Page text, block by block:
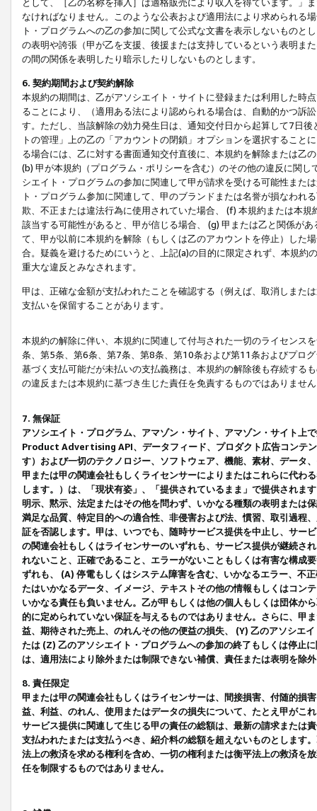
として、［乙の名称を挿入］は適格販売により収入を得ています。」
なければなりません。このような公表および適用法により求められる
ト・プログラムへの乙の参加に関して公式な文書を表示しないもの
の表明や誇張（甲が乙を支援、後援または支持しているという表明ま
の間の関係を表明したり暗示したりしないものとします。
6. 契約期間および契約解除
本規約の期間は、乙がアソシエイト・サイトに登録または利用した時
ることにより、（適用ある法により認められる場合は、自動的かつ訴
す。ただし、当該解除の効力発生日は、通知交付日から起算して7日
トの管理」上の乙の「アカウントの閉鎖」オプションを選択するこ
る場合には、乙に対する書面通知交付直後に、本規約を解除または乙
(b) 甲が本規約（プログラム・ポリシーを含む）のその他の違反に関
シエイト・プログラムの参加に関連して甲が請求を受ける可能性また
ト・プログラム参加に関連して、甲のブランドまたは名誉が損なわれ
欺、不正または違法行為に使用されていた場合、 (f) 本規約または本
該当する可能性があると、甲が信じる場合、 (g) 甲または乙と関係が
て、甲が以前に本規約を解除（もしくは乙のアカウントを停止）した
合。疑義を避けるためにいうと、上記(a)の目的に限定されず、本規
重大な違反とみなされます。
甲は、正確な金額が支払われたことを確認する（例えば、取消しまた
支払いを保留することがあります。
本規約の解除に伴い、本規約に関連して付与された一切のライセンス
条、第5条、第6条、第7条、第8条、第10条および第11条およびプロ
基づく支払可能だが未払いの支払義務は、本規約の解除後も存続する
の違反または本規約に基づき生じた責任を免責するものではありませ
7. 無保証
アソシエイト・プログラム、アマゾン・サイト、アマゾン・サイト上
Product Advertising API、データフィード、プロダクト広告コンテ
す）および一切のテクノロジー、ソフトウェア、機能、素材、データ
甲または甲の関連会社もしくライセンサーによりまたはこれらに代わ
します。）は、「現状有姿」、「提供されているまま」で提供されま
明示、黙示、法定またはその他を問わず、いかなる種類の表明または
満足な品質、特定目的への適合性、非侵害および法、慣習、取引過程
証を否認します。甲は、いつでも、随時サービス提供を中止し、サー
の関連会社もしくはライセンサーのいずれも、サービス提供が継続さ
れないこと、正確であること、エラーがないこともしくは有害な構成
ずれも、 (A) 停電もしくはシステム障害を含む、いかなるエラー、不
たはいかなるデータ、イメージ、テキストその他の情報もしくはコン
いかなる責任も負いません。乙が甲もしくは他の個人もしくは団体か
的に定められていない保証を与えるものではありません。さらに、甲
益、期待された売上、のれんその他の便益の損失、 (Y) 乙のアソシエ
たは (Z) 乙のアソシエイト・プログラムへの参加の終了もしくは停止
は、適用法により除外または制限できない補償、責任または表明を除
8. 責任限定
甲または甲の関連会社もしくはライセンサーは、間接損害、付随的損
益、利益、のれん、使用またはデータの損失について、たとえ甲がこ
サービス提供に関連して生じる甲の責任の総額は、最新の請求または
支払われたまたは支払うべき、紹介料の総額を超えないものとします
法上の救済を求める権利を含め、一切の権利または衡平法上の救済を
任を制限するものではありません。